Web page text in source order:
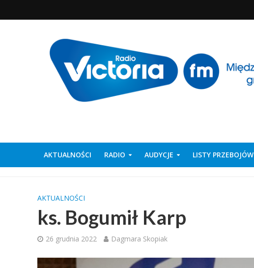
AKTUALNOŚCI RADIO AUDYCJE LISTY PRZEBOJÓW
AKTUALNOŚCI
ks. Bogumił Karp
26 grudnia 2022 Dagmara Skopiak